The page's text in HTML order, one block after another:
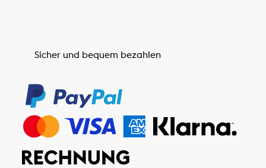
Sicher und bequem bezahlen